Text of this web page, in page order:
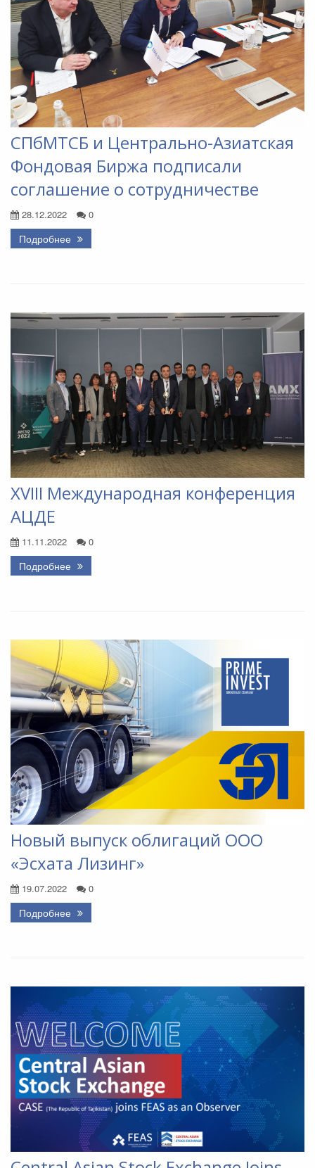
СПбМТСБ и Центрально-Азиатская
Фондовая Биржа подписали
соглашение о сотрудничестве
28.12.2022 0
Подробнее
XVIII Международная конференция
АЦДЕ
11.11.2022 0
Подробнее
Новый выпуск облигаций ООО
«Эсхата Лизинг»
19.07.2022 0
Подробнее